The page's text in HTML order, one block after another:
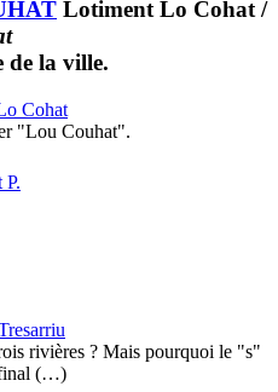
Lotiment Lo Cohat/
de la ville.
Cohat
"Lou Couhat".
P.
rivières ? Mais pourquoi le "s"
(…)